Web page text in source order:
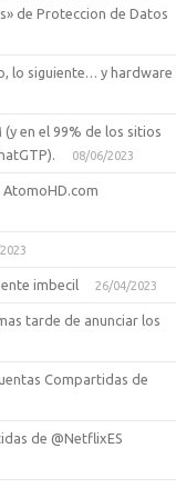
de Proteccion de Datos
lo siguiente… y hardware
(y en el 99% de los sitios
08/06/2023
AtomoHD.com
imbecil 26/04/2023
tarde de anunciar los
Compartidas de
de @NetflixES